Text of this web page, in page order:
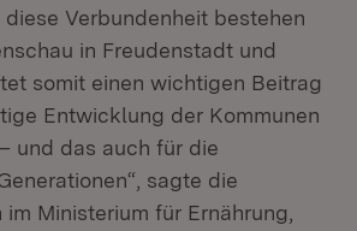
Verbundenheit bestehen
in Freudenstadt und
somit einen wichtigen Beitrag
Entwicklung der Kommunen
und das auch für die
sagte die
Ministerium für Ernährung,